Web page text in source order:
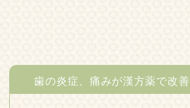
歯の炎症、痛みが漢方薬で改善